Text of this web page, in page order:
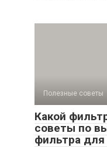
Полезные советы
Какой
советы по
фильтра